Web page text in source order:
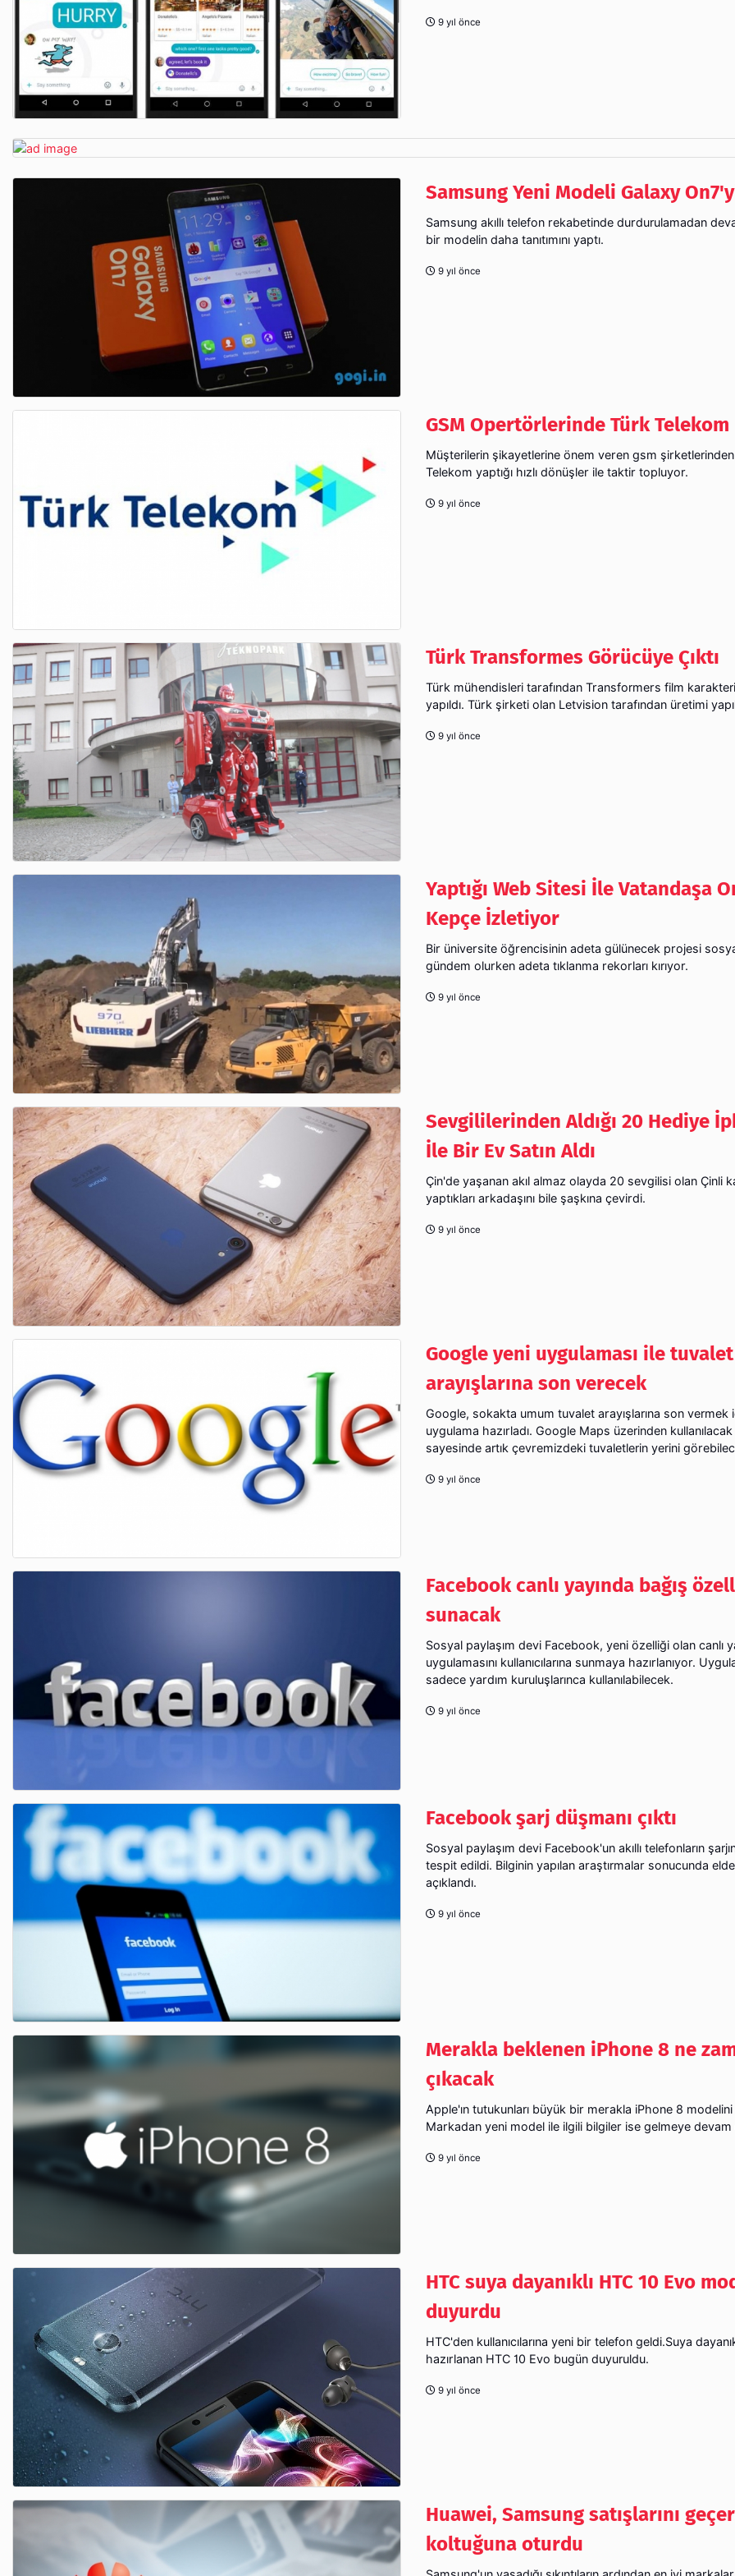
9 yıl önce
Samsung Yeni Modeli Galaxy
Samsung akıllı telefon rekabetinde durdurulamadan
bir modelin daha tanıtımını yaptı.
9 yıl önce
GSM Opertörlerinde Türk Telekom
Müşterilerin şikayetlerine önem veren gsm
Telekom yaptığı hızlı dönüşler ile taktir topluyor.
9 yıl önce
Türk Transformes Görücüye Çıktı
Türk mühendisleri tarafından Transformers film
yapıldı. Türk şirketi olan Letvision tarafından üretimi
9 yıl önce
Yaptığı Web Sitesi İle Vatandaşa
Kepçe İzletiyor
Bir üniversite öğrencisinin adeta gülünecek projesi
gündem olurken adeta tıklanma rekorları kırıyor.
9 yıl önce
Sevgililerinden Aldığı 20 Hediye
İle Bir Ev Satın Aldı
Çin'de yaşanan akıl almaz olayda 20 sevgilisi olan Çinli
yaptıkları arkadaşını bile şaşkına çevirdi.
9 yıl önce
Google yeni uygulaması ile tuvalet
arayışlarına son verecek
Google, sokakta umum tuvalet arayışlarına son vermek
uygulama hazırladı. Google Maps üzerinden
sayesinde artık çevremizdeki tuvaletlerin yerini
9 yıl önce
Facebook canlı yayında bağış
sunacak
Sosyal paylaşım devi Facebook, yeni özelliği olan canlı
uygulamasını kullanıcılarına sunmaya hazırlanıyor.
sadece yardım kuruluşlarınca kullanılabilecek.
9 yıl önce
Facebook şarj düşmanı çıktı
Sosyal paylaşım devi Facebook'un akıllı telefonların
tespit edildi. Bilginin yapılan araştırmalar sonucunda
açıklandı.
9 yıl önce
Merakla beklenen iPhone 8 ne
çıkacak
Apple'ın tutukunları büyük bir merakla iPhone 8
Markadan yeni model ile ilgili bilgiler ise gelmeye devam
9 yıl önce
HTC suya dayanıklı HTC 10 Evo
duyurdu
HTC'den kullanıcılarına yeni bir telefon geldi.Suya
hazırlanan HTC 10 Evo bugün duyuruldu.
9 yıl önce
Huawei, Samsung satışlarını
koltuğuna oturdu